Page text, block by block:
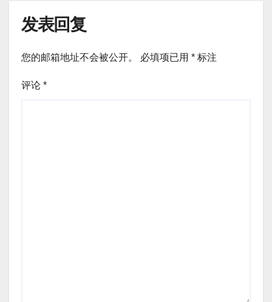
发表回复
您的邮箱地址不会被公开。 必填项已用 * 标注
评论 *